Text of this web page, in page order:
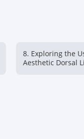
8. Exploring the
Aesthetic Dorsal